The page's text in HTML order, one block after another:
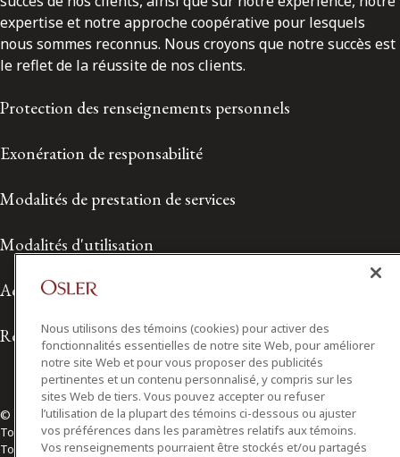
expertise et notre approche coopérative pour lesquels
nous sommes reconnus. Nous croyons que notre succès est
le reflet de la réussite de nos clients.
Protection des renseignements personnels
Exonération de responsabilité
Modalités de prestation de services
Modalités d'utilisation
Accessibilité
Relations avec les médias
© 2026 Osler, Hoskin & Harcourt S.E.N.C.R.L./s.r.l.
Tous droits réservés
Toronto | Montréal | Calgary | Vancouver | Ottawa | New York
Nous utilisons des témoins (cookies) pour activer des
fonctionnalités essentielles de notre site Web, pour améliorer
notre site Web et pour vous proposer des publicités
pertinentes et un contenu personnalisé, y compris sur les
sites Web de tiers. Vous pouvez accepter ou refuser
l’utilisation de la plupart des témoins ci-dessous ou ajuster
vos préférences dans les paramètres relatifs aux témoins.
Vos renseignements pourraient être stockés et/ou partagés